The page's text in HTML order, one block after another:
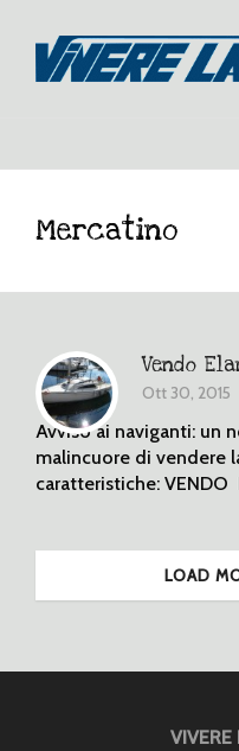
Mercatino
Vendo
Ott 30, 2015
Avviso ai naviganti: un
malincuore di vendere
caratteristiche: VENDO
LOAD
VIVERE